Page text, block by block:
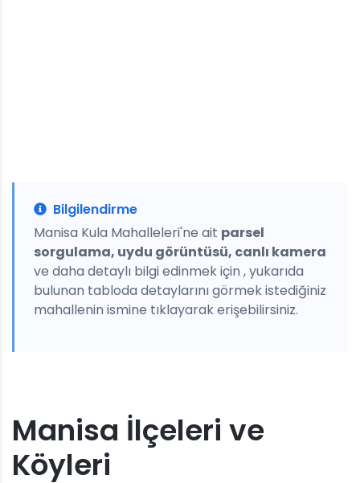
Bilgilendirme
Manisa Kula Mahalleleri'ne ait parsel
sorgulama, uydu görüntüsü, canlı kamera
ve daha detaylı bilgi edinmek için , yukarıda
bulunan tabloda detaylarını görmek istediğiniz
mahallenin ismine tıklayarak erişebilirsiniz.
Manisa İlçeleri ve
Köyleri